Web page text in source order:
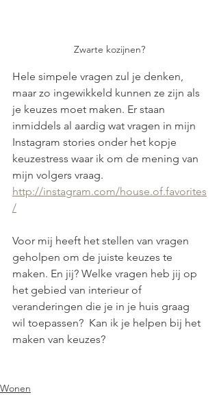
Zwarte kozijnen?
Hele simpele vragen zul je denken,
maar zo ingewikkeld kunnen ze zijn als
je keuzes moet maken. Er staan
inmiddels al aardig wat vragen in mijn
Instagram stories onder het kopje
keuzestress waar ik om de mening van
mijn volgers vraag.
http://instagram.com/house.of.favorites
/
Voor mij heeft het stellen van vragen
geholpen om de juiste keuzes te
maken. En jij? Welke vragen heb jij op
het gebied van interieur of
veranderingen die je in je huis graag
wil toepassen?  Kan ik je helpen bij het
maken van keuzes?
Wonen